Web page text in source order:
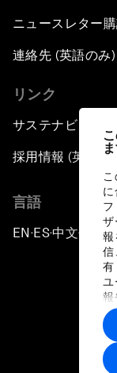
に
フ
ザ
報
信
有
ユ
報
ト
す
ニュースレター
連絡先 (英語のみ)
リンク
サステナビリティ
採用情報 (英語の
言語
EN ▪ES▪中文▪ 日本
プラ